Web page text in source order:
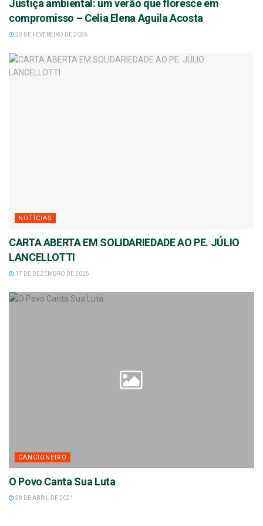
Justiça ambiental: um verão que floresce em
compromisso – Celia Elena Aguila Acosta
23 DE FEVEREIRO DE 2026
NOTÍCIAS
CARTA ABERTA EM SOLIDARIEDADE AO PE. JÚLIO
LANCELLOTTI
17 DE DEZEMBRO DE 2025
CANCIONEIRO
O Povo Canta Sua Luta
28 DE ABRIL DE 2021